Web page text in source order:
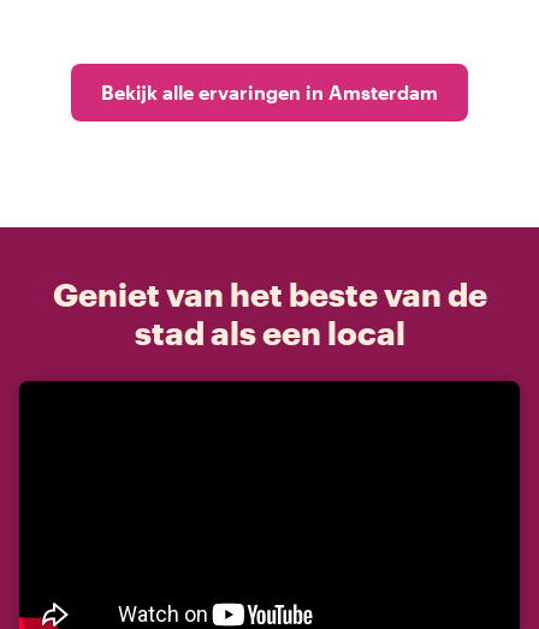
Bekijk alle ervaringen in Amsterdam
Geniet van het beste van de
stad als een local